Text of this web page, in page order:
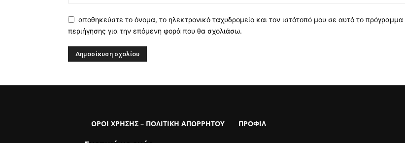
αποθηκεύστε το όνομα, το ηλεκτρονικό ταχυδρομείο και τον ιστότοπό μου σε αυτό το πρόγραμμα
περιήγησης για την επόμενη φορά που θα σχολιάσω.
ΟΡΟΙ ΧΡΗΣΗΣ – ΠΟΛΙΤΙΚΗ ΑΠΟΡΡΗΤΟΥ ΠΡΟΦΙΛ